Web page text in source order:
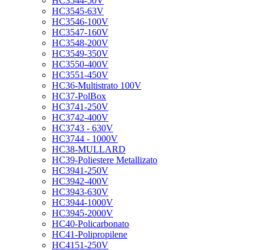
HC3545-63V
HC3546-100V
HC3547-160V
HC3548-200V
HC3549-350V
HC3550-400V
HC3551-450V
HC36-Multistrato 100V
HC37-PolBox
HC3741-250V
HC3742-400V
HC3743 - 630V
HC3744 - 1000V
HC38-MULLARD
HC39-Poliestere Metallizato
HC3941-250V
HC3942-400V
HC3943-630V
HC3944-1000V
HC3945-2000V
HC40-Policarbonato
HC41-Polipropilene
HC4151-250V